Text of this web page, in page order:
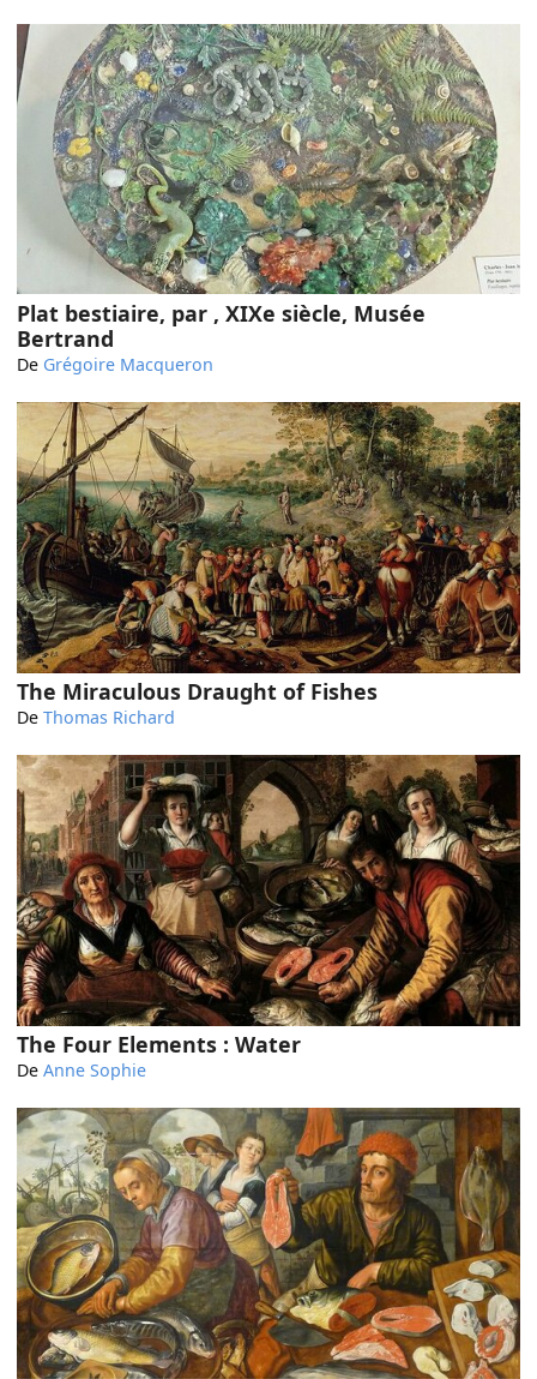
Plat bestiaire, par , XIXe siècle, Musée
Bertrand
De Grégoire Macqueron
The Miraculous Draught of Fishes
DeThomas Richard
The Four Elements : Water
DeAnne Sophie